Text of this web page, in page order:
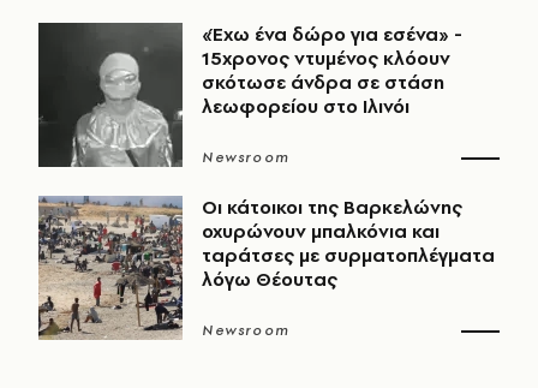
«Έχω ένα δώρο για εσένα» -
15χρονος ντυμένος κλόουν
σκότωσε άνδρα σε στάση
λεωφορείου στο Ιλινόι
Newsroom
Οι κάτοικοι της Βαρκελώνης
οχυρώνουν μπαλκόνια και
ταράτσες με συρματοπλέγματα
λόγω Θέουτας
Newsroom